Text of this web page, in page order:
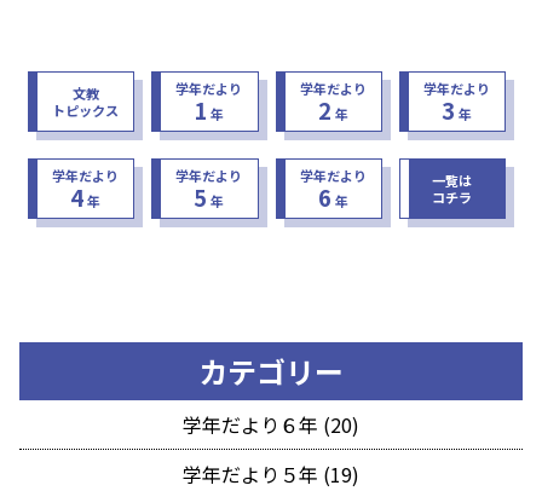
文教
トピックス
学年だより
1 年
学年だより
2 年
学年だより
3 年
学年だより
4年
学年だより
5 年
学年だより
6 年
一覧は
コチラ
カテゴリー
学年だより６年 (20)
学年だより５年 (19)